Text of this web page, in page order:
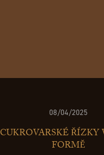
08/04/2025
CUKROVARSKÉ ŘÍZKY
FORMĚ